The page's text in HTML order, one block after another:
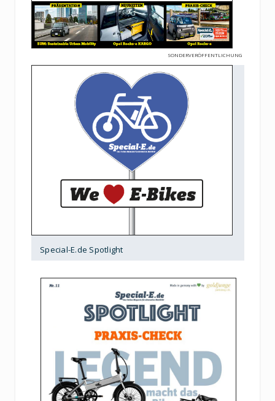
SONDERVERÖFFENTLICHUNG
Special-E.de Spotlight